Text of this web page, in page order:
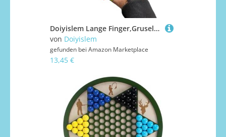
Doiyislem Lange Finger,Gruselige Skelett-Klauenhand für Cosplay - Leichtes & Wiederverwendbares Klauenprop für Geisterhaus Fenster Türen
von Doiyislem
gefunden bei Amazon Marketplace
13,45 €